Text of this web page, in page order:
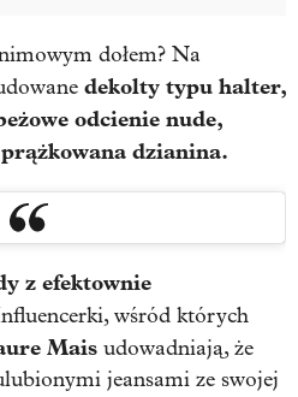
dołem? Na
dekolty typu halter,
odcienie nude,
dzianina.
z efektownie
wśród których
Mais udowadniają, że
jeansami ze swojej